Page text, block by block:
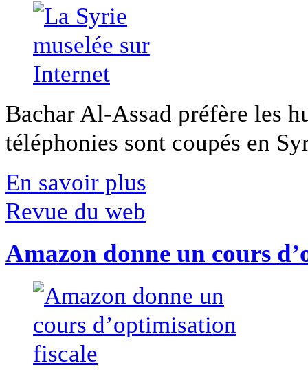
Bachar Al-Assad préfère les
téléphonies sont coupés en
En savoir plus
Revue du web
Amazon donne un cours